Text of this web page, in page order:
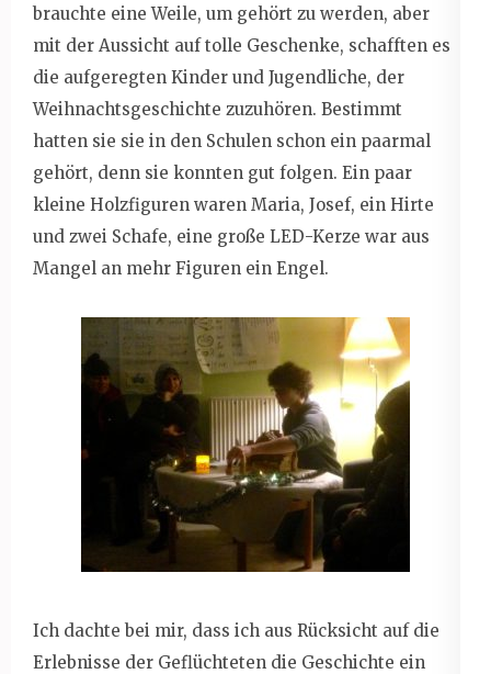
brauchte eine Weile, um gehört zu werden, aber
mit der Aussicht auf tolle Geschenke, schafften es
die aufgeregten Kinder und Jugendliche, der
Weihnachtsgeschichte zuzuhören. Bestimmt
hatten sie sie in den Schulen schon ein paarmal
gehört, denn sie konnten gut folgen. Ein paar
kleine Holzfiguren waren Maria, Josef, ein Hirte
und zwei Schafe, eine große LED-Kerze war aus
Mangel an mehr Figuren ein Engel.
Ich dachte bei mir, dass ich aus Rücksicht auf die
Erlebnisse der Geflüchteten die Geschichte ein